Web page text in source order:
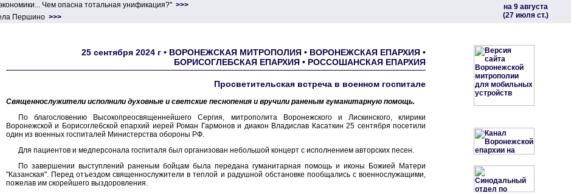
на 9 августа
(27 июля ст.)
Чем опасна тотальная унификация?" >>>
Першино >>>
25 сентября 2024 г • ВОРОНЕЖСКАЯ МИТРОПОЛИЯ • ВОРОНЕЖСКАЯ ЕПАРХИЯ •
БОРИСОГЛЕБСКАЯ ЕПАРХИЯ • РОССОШАНСКАЯ ЕПАРХИЯ
Просветительская встреча в военном госпитале
Священнослужители исполнили духовные и светские песнопения и вручили раненым гуманитарную помощь.
По благословению Высокопреосвященнейшего Сергия, митрополита Воронежского и Лискинского, клирики
Воронежской и Борисоглебской епархий иерей Роман Гармонов и диакон Владислав Касаткин 25 сентября посетили
один из военных госпиталей Министерства обороны РФ.
Для пациентов и медперсонала госпиталя был организован небольшой концерт с исполнением авторских песен.
По завершении выступлений раненым бойцам была передана гуманитарная помощь и иконы Божией Матери
"Казанская". Перед отъездом священнослужители в теплой и радушной обстановке пообщались с военнослужащими,
пожелав им скорейшего выздоровления.